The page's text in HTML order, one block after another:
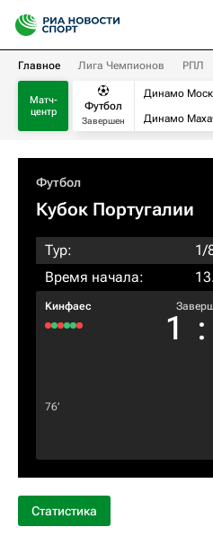
Главное Лига Чемпионов РПЛ
Матч-
центр
Футбол
Завершен
Динамо
Динамо
Футбол
Кубок Португалии
Тур:
1/
Время начала:
Kинфаес
1 :
76‎’‎
Статистика